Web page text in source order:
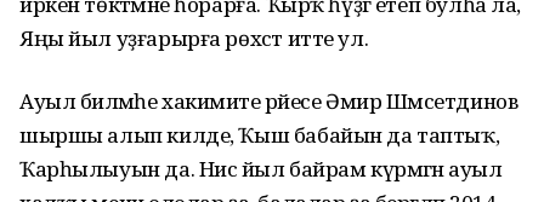
Яңы йыл уҙғарырға рөхсәт итте ул.
Ауыл биләмәһе хакимиәте рәйесе Әмир Шәмсетдинов
шыршы алып килде, Ҡыш бабайын да таптыҡ,
Ҡарһылыуын да. Нисә йыл байрам күрмәгән ауыл